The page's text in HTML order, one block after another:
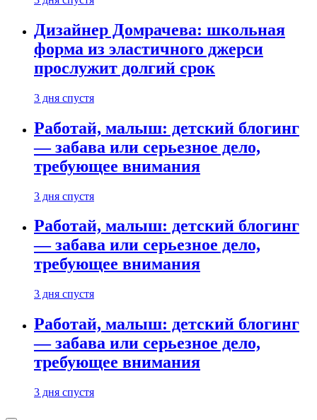
Дизайнер Домрачева: школьная
форма из эластичного джерси
прослужит долгий срок
3 дня спустя
Работай, малыш: детский блогинг
— забава или серьезное дело,
требующее внимания
3 дня спустя
Работай, малыш: детский блогинг
— забава или серьезное дело,
требующее внимания
3 дня спустя
Работай, малыш: детский блогинг
— забава или серьезное дело,
требующее внимания
3 дня спустя